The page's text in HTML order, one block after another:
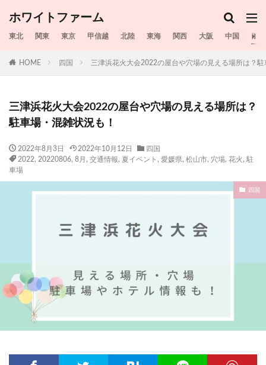
ホワイトファーム
東北 関東 東京 甲信越 北陸 東海 関西 大阪 中国 四国
HOME 四国 三津浜花火大会2022の屋台や穴場の見える場所は？
三津浜花火大会2022の屋台や穴場の見える場所は？
駐車場・混雑状況も！
2022年8月3日 2022年10月12日
四国
2022, 20220806, 8月 , 交通情報, 夏イベント , 愛媛県, 松山市, 穴場, 花火 , 駐
車場
四国